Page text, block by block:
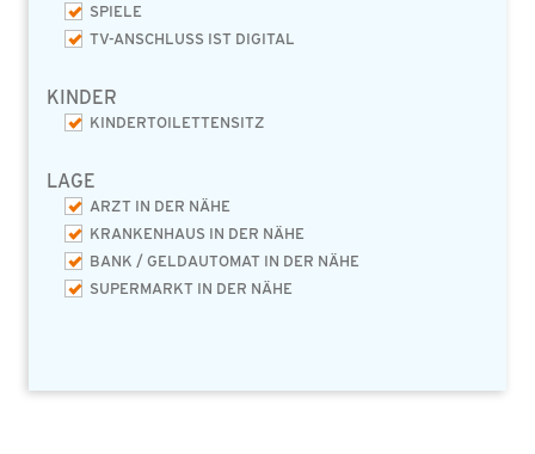
SPIELE
TV-ANSCHLUSS IST DIGITAL
KINDER
KINDERTOILETTENSITZ
LAGE
ARZT IN DER NÄHE
KRANKENHAUS IN DER NÄHE
BANK / GELDAUTOMAT IN DER NÄHE
SUPERMARKT IN DER NÄHE